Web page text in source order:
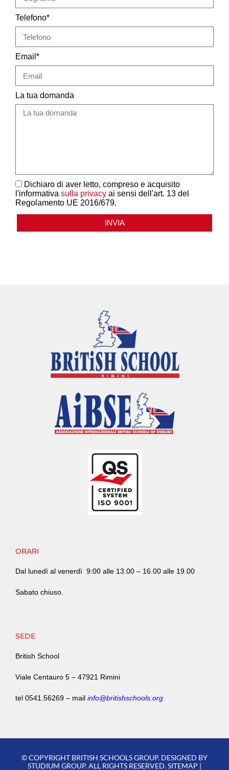
Telefono*
Email*
La tua domanda
Dichiaro di aver letto, compreso e acquisito
l'informativa sulla privacy ai sensi dell'art. 13 del
Regolamento UE 2016/679.
INVIA
SEDE
British School
Viale Centauro 5 – 47921 Rimini
tel 0541.56269 – mail info@britishschools.org
ORARI
Dal lunedì al venerdì 9:00 alle 13.00 – 16.00 alle 19.00
Sabato chiuso.
© COPYRIGHT BRITISH SCHOOLS GROUP. DESIGNED BY
STUDIUM GROUP. ALL RIGHTS RESERVED. SITEMAP |